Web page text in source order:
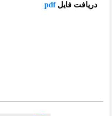
دریافت فایل pdf